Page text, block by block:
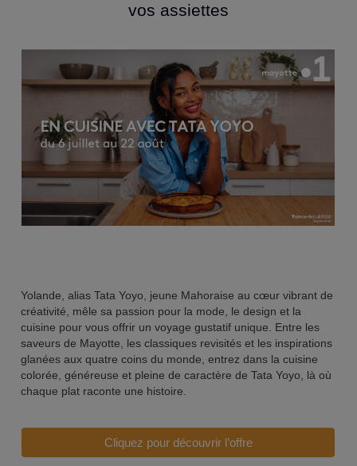
vos assiettes
Yolande, alias Tata Yoyo, jeune Mahoraise au cœur vibrant de
créativité, mêle sa passion pour la mode, le design et la
cuisine pour vous offrir un voyage gustatif unique. Entre les
saveurs de Mayotte, les classiques revisités et les inspirations
glanées aux quatre coins du monde, entrez dans la cuisine
colorée, généreuse et pleine de caractère de Tata Yoyo, là où
chaque plat raconte une histoire.
Cliquez pour découvrir l’offre